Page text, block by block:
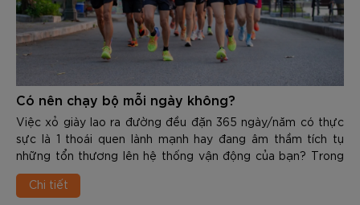
Có nên chạy bộ mỗi ngày không?
Việc xỏ giày lao ra đường đều đặn 365 ngày/năm có thực
sực là 1 thoái quen lành mạnh hay đang âm thầm tích tụ
những tổn thương lên hệ thống vận động của bạn? Trong
nội dung dưới đây các bạn hãy cùng Zocker sẽ chia sẻ chi
tiết về Có nên chạy bộ mỗi ngày không, từ đó tìm ra câu trả
Chi tiết